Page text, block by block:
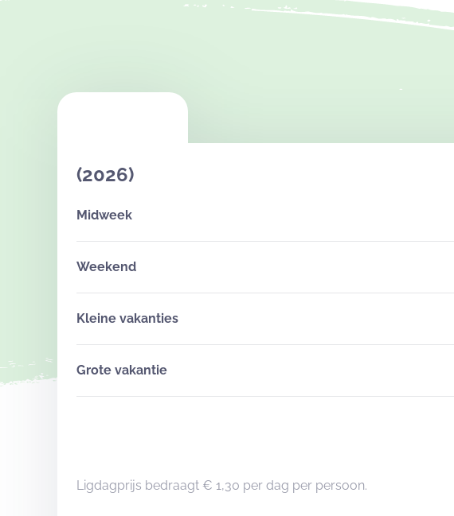
(2026)
Midweek
Weekend
Kleine vakanties
Grote vakantie
Ligdagprijs bedraagt € 1,30 per dag per persoon.